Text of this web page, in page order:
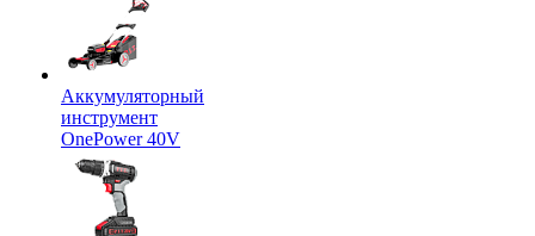
Аккумуляторный
инструмент
OnePower 40V